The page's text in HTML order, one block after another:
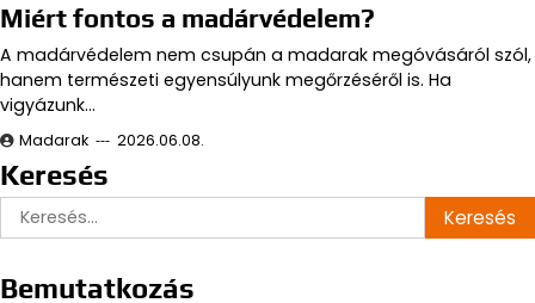
Miért fontos a madárvédelem?
A madárvédelem nem csupán a madarak megóvásáról szól,
hanem természeti egyensúlyunk megőrzéséről is. Ha
vigyázunk…
Madarak 2026.06.08.
Keresés
Keresés:
Bemutatkozás